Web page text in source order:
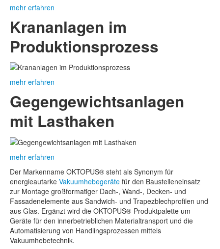
mehr erfahren
Krananlagen im
Produktionsprozess
mehr erfahren
Gegengewichtsanlagen
mit Lasthaken
mehr erfahren
Der Markenname OKTOPUS® steht als Synonym für
energieautarke Vakuumhebegeräte für den Baustelleneinsatz
zur Montage großformatiger Dach-, Wand-, Decken- und
Fassadenelemente aus Sandwich- und Trapezblechprofilen und
aus Glas. Ergänzt wird die OKTOPUS®-Produktpalette um
Geräte für den innerbetrieblichen Materialtransport und die
Automatisierung von Handlingsprozessen mittels
Vakuumhebetechnik.